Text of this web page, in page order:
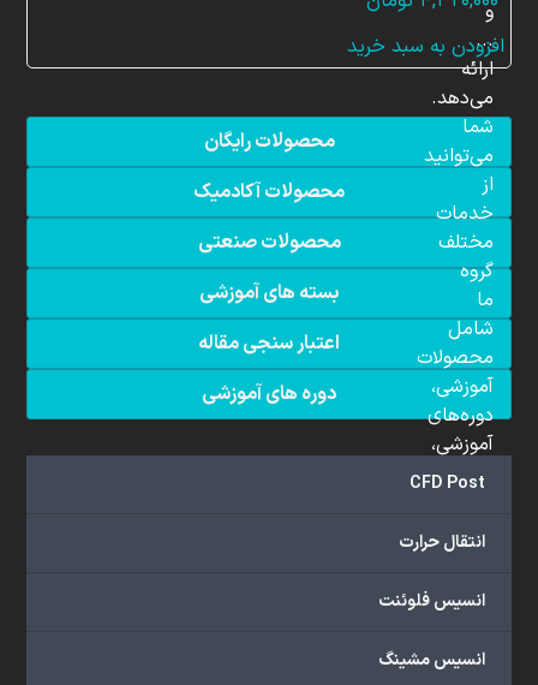
افزودن به سبد خرید
محصولات رایگان
محصولات آکادمیک
محصولات صنعتی
بسته های آموزشی
اعتبار سنجی مقاله
دوره های آموزشی
CFD Post
انتقال حرارت
انسیس فلوئنت
انسیس مشینگ
و
...
ارائه
می‌دهد.
شما
می‌توانید
از
خدمات
مختلف
گروه
ما
شامل
محصولات
آموزشی،
دوره‌های
آموزشی،
مشاوره
پروژه‌های
سازی
پشتیبانی
آنلاین